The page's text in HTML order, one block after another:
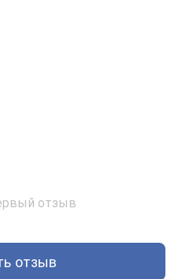
отзыв
отзыв